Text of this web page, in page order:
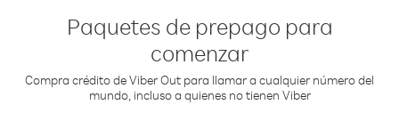
Paquetes de prepago para
comenzar
Compra crédito de Viber Out para llamar a cualquier número del
mundo, incluso a quienes no tienen Viber